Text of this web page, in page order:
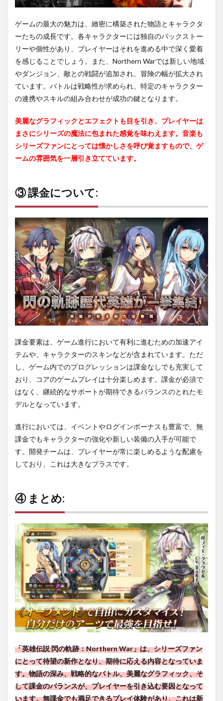
ゲームの最大の魅力は、緻密に構築された物語とキャラクタ
ーたちの成長です。各キャラクターには独自のバックストー
リーや個性があり、プレイヤーはそれを進める中で深く愛着
を感じることでしょう。また、Northern Warでは新しい地域
やダンジョン、敵との戦闘が追加され、冒険の幅が拡大され
ています。バトルは戦略性が求められ、特定のキャラクター
の連携やスキルの組み合わせが成功の鍵となります。
美麗なグラフィックとエフェクトも目を引き、プレイヤーは
まさにシリーズの魔法に包まれた感覚を味わえます。音楽も
シリーズファンにとっては懐かしさを呼び覚ますもので、ゲ
ームの雰囲気を一層引き立てています。
③ 課金について:
課金要素は、ゲーム進行において有利に進むための加速アイ
テムや、キャラクターのスキンなどが含まれています。ただ
し、ゲーム内でのプログレッションは課金なしでも充実して
おり、コアのゲームプレイは十分楽しめます。課金が必須で
はなく、継続的なサポートが期待できるバランスのとれたモ
デルとなっています。
進行においては、イベントやログインボーナスも豊富で、無
課金でもキャラクターの強化や新しい装備の入手が可能で
す。開発チームは、プレイヤーが常に楽しめるような配慮を
しており、これは大きなプラスです。
④ まとめ:
「英雄伝説 閃の軌跡：Northern War」は、シリーズファン
にとって待望の新作となり、期待に応える内容となっていま
す。物語の深み、戦略的なバトル、美麗なグラフィック、そ
して課金のバランスが、プレイヤーを引き込む要因となって
います。無課金でも満足できるプレイ体験があり、これは新